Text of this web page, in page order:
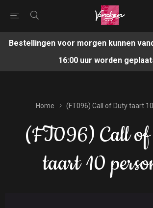
Bestellingen voor morgen kunnen
16:00 uur worden
Home (FT096) Call of Duty taart
(FT096) Call
taart 10